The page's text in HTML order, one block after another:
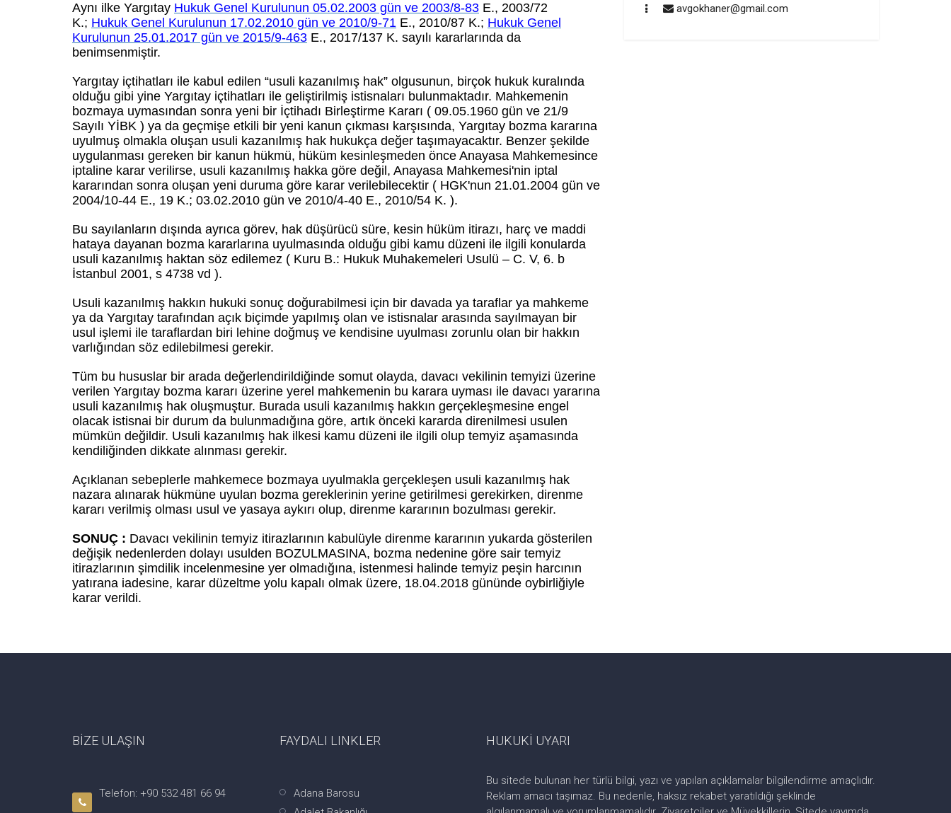
Aynı ilke Yargıtay Hukuk Genel Kurulunun 05.02.2003 gün ve 2003/8-83 E., 2003/72
K.; Hukuk Genel Kurulunun 17.02.2010 gün ve 2010/9-71 E., 2010/87 K.; Hukuk Genel
Kurulunun 25.01.2017 gün ve 2015/9-463 E., 2017/137 K. sayılı kararlarında da
benimsenmiştir.
Yargıtay içtihatları ile kabul edilen “usuli kazanılmış hak” olgusunun, birçok hukuk kuralında
olduğu gibi yine Yargıtay içtihatları ile geliştirilmiş istisnaları bulunmaktadır. Mahkemenin
bozmaya uymasından sonra yeni bir İçtihadı Birleştirme Kararı ( 09.05.1960 gün ve 21/9
Sayılı YİBK ) ya da geçmişe etkili bir yeni kanun çıkması karşısında, Yargıtay bozma kararına
uyulmuş olmakla oluşan usuli kazanılmış hak hukukça değer taşımayacaktır. Benzer şekilde
uygulanması gereken bir kanun hükmü, hüküm kesinleşmeden önce Anayasa Mahkemesince
iptaline karar verilirse, usuli kazanılmış hakka göre değil, Anayasa Mahkemesi'nin iptal
kararından sonra oluşan yeni duruma göre karar verilebilecektir ( HGK'nun 21.01.2004 gün ve
2004/10-44 E., 19 K.; 03.02.2010 gün ve 2010/4-40 E., 2010/54 K. ).
Bu sayılanların dışında ayrıca görev, hak düşürücü süre, kesin hüküm itirazı, harç ve maddi
hataya dayanan bozma kararlarına uyulmasında olduğu gibi kamu düzeni ile ilgili konularda
usuli kazanılmış haktan söz edilemez ( Kuru B.: Hukuk Muhakemeleri Usulü – C. V, 6. b
İstanbul 2001, s 4738 vd ).
Usuli kazanılmış hakkın hukuki sonuç doğurabilmesi için bir davada ya taraflar ya mahkeme
ya da Yargıtay tarafından açık biçimde yapılmış olan ve istisnalar arasında sayılmayan bir
usul işlemi ile taraflardan biri lehine doğmuş ve kendisine uyulması zorunlu olan bir hakkın
varlığından söz edilebilmesi gerekir.
Tüm bu hususlar bir arada değerlendirildiğinde somut olayda, davacı vekilinin temyizi üzerine
verilen Yargıtay bozma kararı üzerine yerel mahkemenin bu karara uyması ile davacı yararına
usuli kazanılmış hak oluşmuştur. Burada usuli kazanılmış hakkın gerçekleşmesine engel
olacak istisnai bir durum da bulunmadığına göre, artık önceki kararda direnilmesi usulen
mümkün değildir. Usuli kazanılmış hak ilkesi kamu düzeni ile ilgili olup temyiz aşamasında
kendiliğinden dikkate alınması gerekir.
Açıklanan sebeplerle mahkemece bozmaya uyulmakla gerçekleşen usuli kazanılmış hak
nazara alınarak hükmüne uyulan bozma gereklerinin yerine getirilmesi gerekirken, direnme
kararı verilmiş olması usul ve yasaya aykırı olup, direnme kararının bozulması gerekir.
SONUÇ : Davacı vekilinin temyiz itirazlarının kabulüyle direnme kararının yukarda gösterilen
değişik nedenlerden dolayı usulden BOZULMASINA, bozma nedenine göre sair temyiz
itirazlarının şimdilik incelenmesine yer olmadığına, istenmesi halinde temyiz peşin harcının
yatırana iadesine, karar düzeltme yolu kapalı olmak üzere, 18.04.2018 gününde oybirliğiyle
karar verildi.
avgokhaner@gmail.com
BİZE ULAŞIN
Telefon: +90 532 481 66 94
FAYDALI LINKLER
Adana Barosu
HUKUKİ UYARI
Bu sitede bulunan her türlü bilgi, yazı ve yapılan açıklamalar bilgilendirme amaçlıdır.
Reklam amacı taşımaz. Bu nedenle, haksız rekabet yaratıldığı şeklinde